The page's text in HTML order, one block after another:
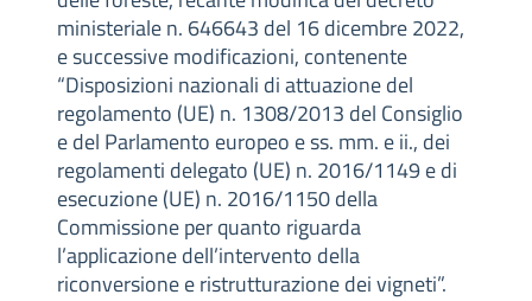
ministeriale n. 646643 del 16 dicembre 2022,
e successive modificazioni, contenente
“Disposizioni nazionali di attuazione del
regolamento (UE) n. 1308/2013 del Consiglio
e del Parlamento europeo e ss. mm. e ii., dei
regolamenti delegato (UE) n. 2016/1149 e di
esecuzione (UE) n. 2016/1150 della
Commissione per quanto riguarda
l’applicazione dell’intervento della
riconversione e ristrutturazione dei vigneti”.